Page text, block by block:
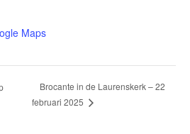
Maps
Brocante in de Laurenskerk – 22
februari 2025